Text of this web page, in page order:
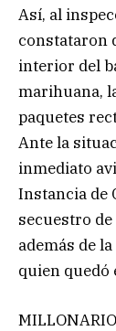
Así, al
constataron
interior del
marihuana,
paquetes
Ante la
inmediato
Instancia de
secuestro
además de
quien quedó